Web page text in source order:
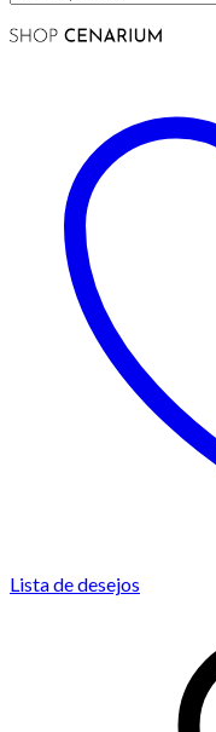
Lista de desejos